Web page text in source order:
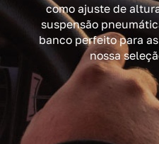
como ajuste de
suspensão
banco perfeito para
nossa